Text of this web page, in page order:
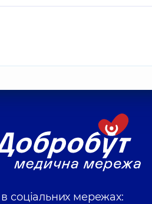
соціальних мережах: